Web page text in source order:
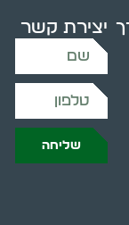
יצירת קשר
שליחה